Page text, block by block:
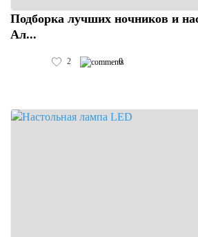
Подборка лучших ночников и
Ал...
2 0